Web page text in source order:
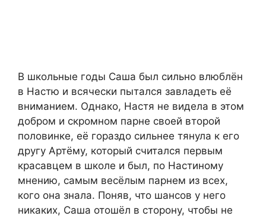
В школьные годы Саша был сильно влюблён
в Настю и всячески пытался завладеть её
вниманием. Однако, Настя не видела в этом
добром и скромном парне своей второй
половинке, её гораздо сильнее тянула к его
другу Артёму, который считался первым
красавцем в школе и был, по Настиному
мнению, самым весёлым парнем из всех,
кого она знала. Поняв, что шансов у него
никаких, Саша отошёл в сторону, чтобы не